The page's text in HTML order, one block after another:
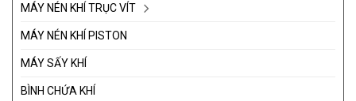
MÁY NÉN KHÍ TRỤC VÍT
MÁY NÉN KHÍ PISTON
MÁY SẤY KHÍ
BÌNH CHỨA KHÍ